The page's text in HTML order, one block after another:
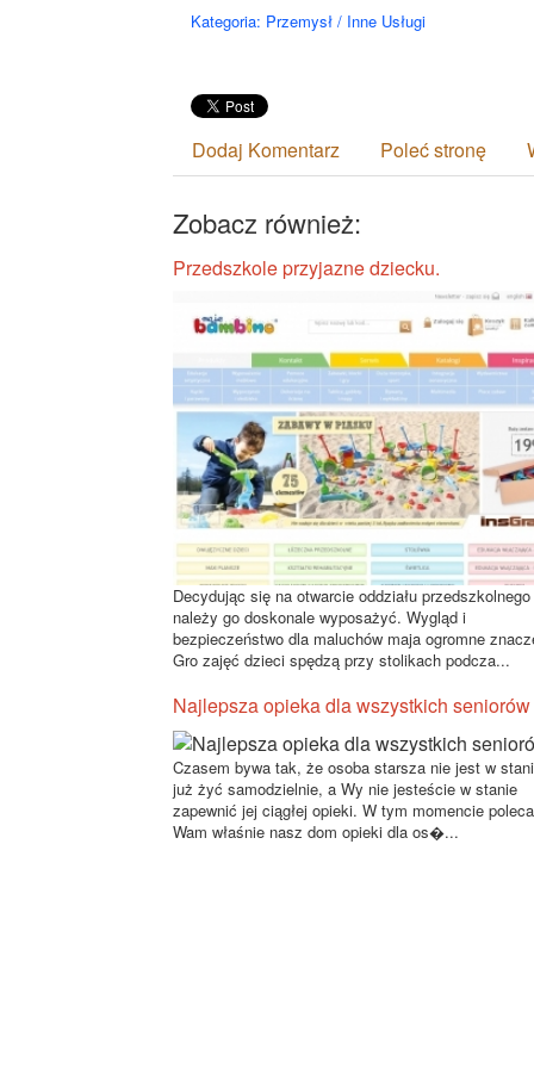
Kategoria: Przemysł / Inne Usługi
Dodaj Komentarz Poleć stronę
Zobacz również:
Przedszkole przyjazne dziecku.
Decydując się na otwarcie oddziału przedszkolnego
należy go doskonale wyposażyć. Wygląd i
bezpieczeństwo dla maluchów maja ogromne
Gro zajęć dzieci spędzą przy stolikach podcza...
Najlepsza opieka dla wszystkich seniorów
Czasem bywa tak, że osoba starsza nie jest w
już żyć samodzielnie, a Wy nie jesteście w stanie
zapewnić jej ciągłej opieki. W tym momencie
Wam właśnie nasz dom opieki dla os�...